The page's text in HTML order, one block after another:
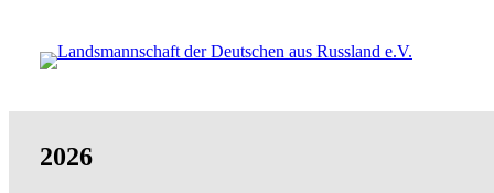
Inhalt
2026